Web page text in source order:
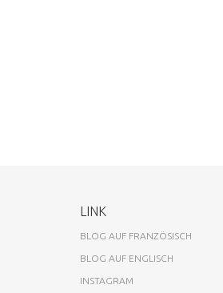
LINK
BLOG AUF FRANZÖSISCH
BLOG AUF ENGLISCH
INSTAGRAM